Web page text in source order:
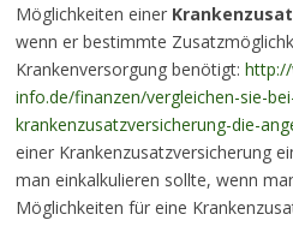
Möglichkeiten einer
wenn er bestimmte
Krankenversorgung benötigt:
info.de/finanzen/vergleichen-sie-
krankenzusatzversicherung-die-
einer Krankenzusatzversicherung
man einkalkulieren sollte, wenn
Möglichkeiten für eine